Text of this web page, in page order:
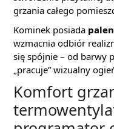
grzania całego
Kominek posiada
wzmacnia odbiór
się spójnie – od barwy
„pracuje” wizualny
Komfort